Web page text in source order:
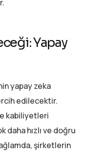
Yapay
yapay zeka
edilecektir.
kabiliyetleri
hızlı ve doğru
şirketlerin